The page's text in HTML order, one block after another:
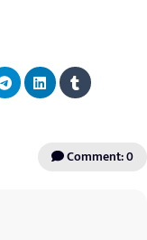
Comment: 0